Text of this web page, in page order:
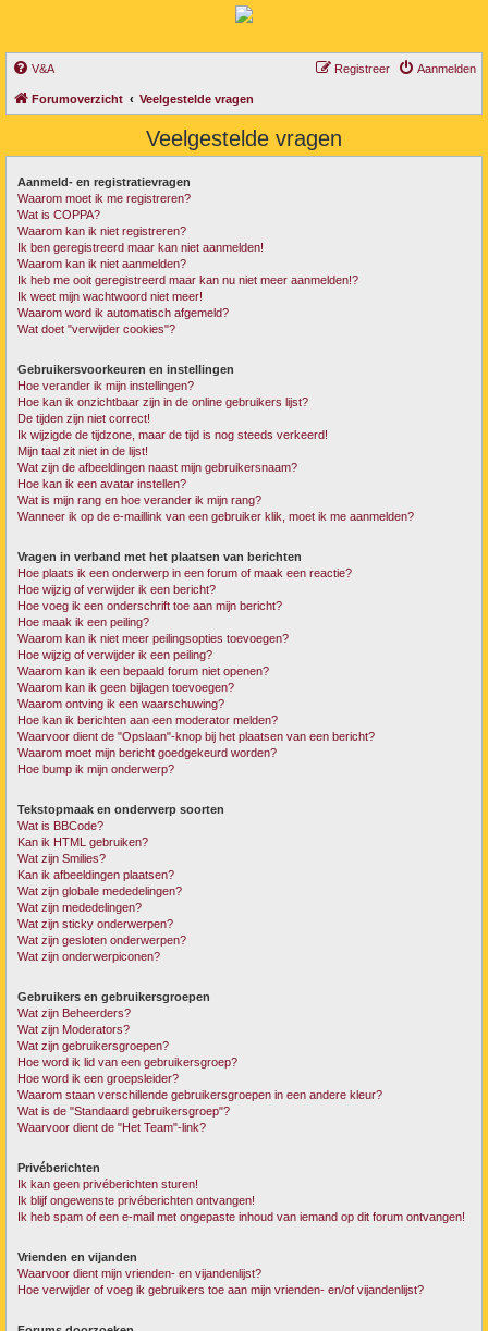
V&A Aanmelden
Registreer
Forumoverzicht Veelgestelde vragen
Veelgestelde vragen
Aanmeld- en registratievragen
Waarom moet ik me registreren?
Wat is COPPA?
Waarom kan ik niet registreren?
Ik ben geregistreerd maar kan niet aanmelden!
Waarom kan ik niet aanmelden?
Ik heb me ooit geregistreerd maar kan nu niet meer aanmelden!?
Ik weet mijn wachtwoord niet meer!
Waarom word ik automatisch afgemeld?
Wat doet "verwijder cookies"?
Gebruikersvoorkeuren en instellingen
Hoe verander ik mijn instellingen?
Hoe kan ik onzichtbaar zijn in de online gebruikers lijst?
De tijden zijn niet correct!
Ik wijzigde de tijdzone, maar de tijd is nog steeds verkeerd!
Mijn taal zit niet in de lijst!
Wat zijn de afbeeldingen naast mijn gebruikersnaam?
Hoe kan ik een avatar instellen?
Wat is mijn rang en hoe verander ik mijn rang?
Wanneer ik op de e-maillink van een gebruiker klik, moet ik me aanmelden?
Vragen in verband met het plaatsen van berichten
Hoe plaats ik een onderwerp in een forum of maak een reactie?
Hoe wijzig of verwijder ik een bericht?
Hoe voeg ik een onderschrift toe aan mijn bericht?
Hoe maak ik een peiling?
Waarom kan ik niet meer peilingsopties toevoegen?
Hoe wijzig of verwijder ik een peiling?
Waarom kan ik een bepaald forum niet openen?
Waarom kan ik geen bijlagen toevoegen?
Waarom ontving ik een waarschuwing?
Hoe kan ik berichten aan een moderator melden?
Waarvoor dient de "Opslaan"-knop bij het plaatsen van een bericht?
Waarom moet mijn bericht goedgekeurd worden?
Hoe bump ik mijn onderwerp?
Tekstopmaak en onderwerp soorten
Wat is BBCode?
Kan ik HTML gebruiken?
Wat zijn Smilies?
Kan ik afbeeldingen plaatsen?
Wat zijn globale mededelingen?
Wat zijn mededelingen?
Wat zijn sticky onderwerpen?
Wat zijn gesloten onderwerpen?
Wat zijn onderwerpiconen?
Gebruikers en gebruikersgroepen
Wat zijn Beheerders?
Wat zijn Moderators?
Wat zijn gebruikersgroepen?
Hoe word ik lid van een gebruikersgroep?
Hoe word ik een groepsleider?
Waarom staan verschillende gebruikersgroepen in een andere kleur?
Wat is de "Standaard gebruikersgroep"?
Waarvoor dient de "Het Team"-link?
Privéberichten
Ik kan geen privéberichten sturen!
Ik blijf ongewenste privéberichten ontvangen!
Ik heb spam of een e-mail met ongepaste inhoud van iemand op dit forum ontvangen!
Vrienden en vijanden
Waarvoor dient mijn vrienden- en vijandenlijst?
Hoe verwijder of voeg ik gebruikers toe aan mijn vrienden- en/of vijandenlijst?